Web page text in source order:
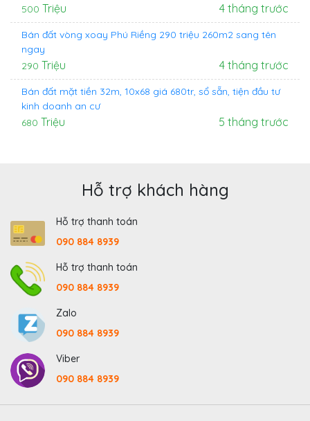
500 Triệu 4 tháng trước
Bán đất vòng xoay Phú Riềng 290 triệu 260m2 sang tên
ngay
290 Triệu 4 tháng trước
Bán đất mặt tiền 32m, 10x68 giá 680tr, sổ sẵn, tiện đầu tư
kinh doanh an cư
680 Triệu 5 tháng trước
Hỗ trợ khách hàng
Hỗ trợ thanh toán
090 884 8939
Hỗ trợ thanh toán
090 884 8939
Zalo
090 884 8939
Viber
090 884 8939